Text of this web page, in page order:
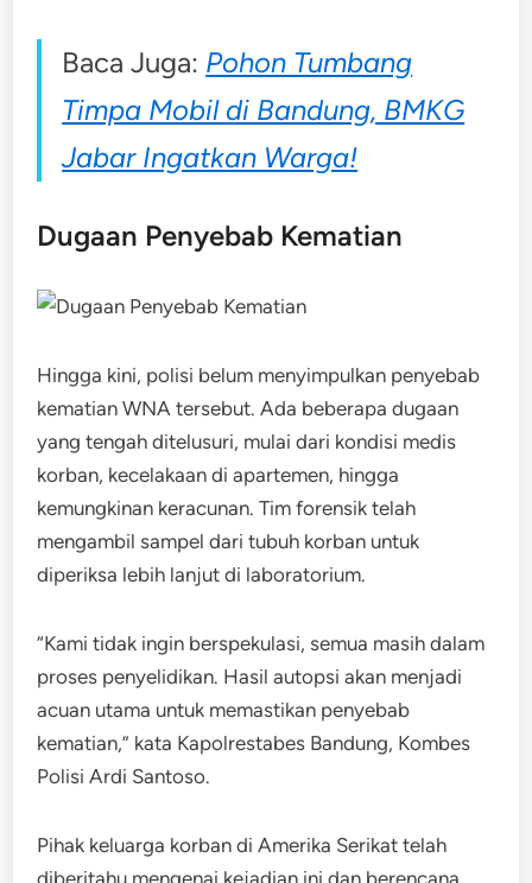
Baca Juga: Pohon Tumbang
Timpa Mobil di Bandung, BMKG
Jabar Ingatkan Warga!
Dugaan Penyebab Kematian
Hingga kini, polisi belum menyimpulkan penyebab
kematian WNA tersebut. Ada beberapa dugaan
yang tengah ditelusuri, mulai dari kondisi medis
korban, kecelakaan di apartemen, hingga
kemungkinan keracunan. Tim forensik telah
mengambil sampel dari tubuh korban untuk
diperiksa lebih lanjut di laboratorium.
“Kami tidak ingin berspekulasi, semua masih dalam
proses penyelidikan. Hasil autopsi akan menjadi
acuan utama untuk memastikan penyebab
kematian,” kata Kapolrestabes Bandung, Kombes
Polisi Ardi Santoso.
Pihak keluarga korban di Amerika Serikat telah
diberitahu mengenai kejadian ini dan berencana